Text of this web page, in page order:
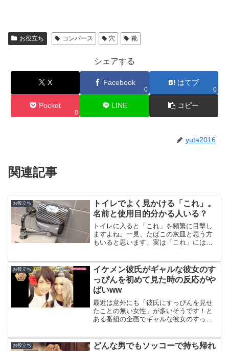
お役立ち コンバース 穴 靴
シェアする
X Facebook
0
はてブ
0
Pocket
0
LINE コピー
yuta2016
関連記事
お役立ち
トイレでよく見かける「これ」。
名前と使用目的分かる人いる？
トイレに入ると「これ」を頻繁に目撃し
ますよね。一見、たばこの灰皿と思う方
もいると思います。実は「これ」には驚
お役立ち
イケメン彼氏がギャルな彼女のす
っぴんを初めて見た時の反応がや
ばいww
最近は意外にも「彼氏にすっぴんを見せ
たことの無い女性」が多いそうです！と
ある番組の企画でギャルな彼女のすっぴ
お役立ち
どんな男でもソッコーで持ち帰れ